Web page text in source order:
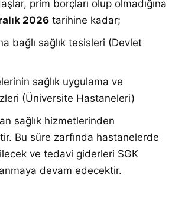
prim borçları olup olmadığına
2026 tarihine kadar;
bağlı sağlık tesisleri (Devlet
sağlık uygulama ve
(Üniversite Hastaneleri)
sağlık hizmetlerinden
Bu süre zarfında hastanelerde
ve tedavi giderleri SGK
devam edecektir.